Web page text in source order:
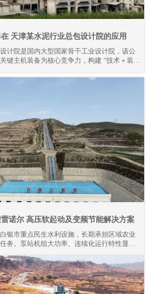
天津某水泥行业总包设计院的应用
计院是国内大型国家骨干工业设计院，该公
键主机装备为核心竞争力，构建 “技术＋装
、监理、生产运营及备品备件服务的完整产
诺尔 高压软起动及变频节能解决方案
银市重点民生水利设施，长期承担区域农业
务。泵站机组大功率、连续化运行特性显
诺尔高压产品，目前现场部署高压软起动柜
余台，设备分阶段投运、迭代升级。2015年
，全系列设备经长期工况验证，运行状态稳